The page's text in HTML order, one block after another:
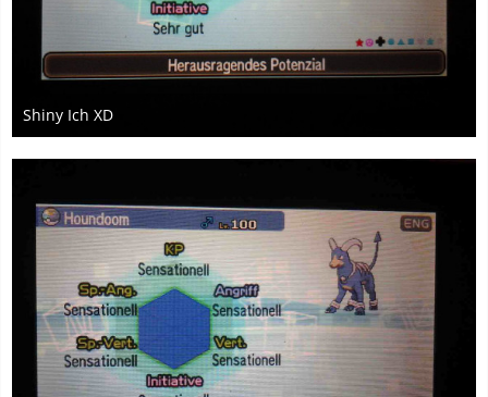
Shiny Ich XD
18. Mai 2017
3